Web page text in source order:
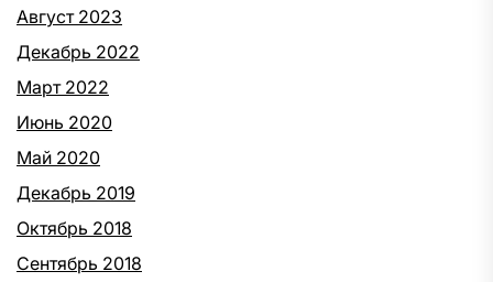
Август 2023
Декабрь 2022
Март 2022
Июнь 2020
Май 2020
Декабрь 2019
Октябрь 2018
Сентябрь 2018